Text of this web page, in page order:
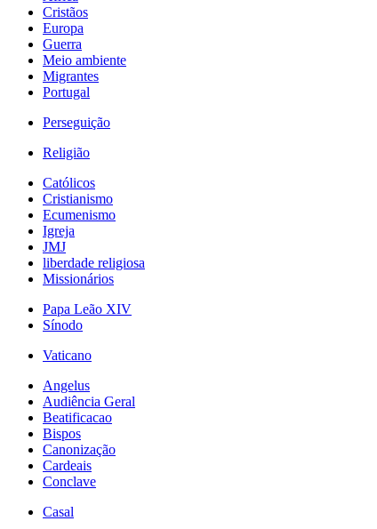
Cristãos
Europa
Guerra
Meio ambiente
Migrantes
Portugal
Perseguição
Religião
Católicos
Cristianismo
Ecumenismo
Igreja
JMJ
liberdade religiosa
Missionários
Papa Leão XIV
Sínodo
Vaticano
Angelus
Audiência Geral
Beatificacao
Bispos
Canonização
Cardeais
Conclave
Casal